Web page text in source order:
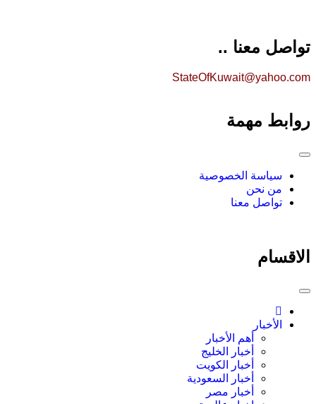
تواصل معنا ..
StateOfKuwait@yahoo.com
روابط مهمة
سياسة الخصوصية
من نحن
تواصل معنا
الاقسام
الأخبار
أهم الأخبار
أخبار الخليج
أخبار الكويت
أخبار السعودية
أخبار مصر